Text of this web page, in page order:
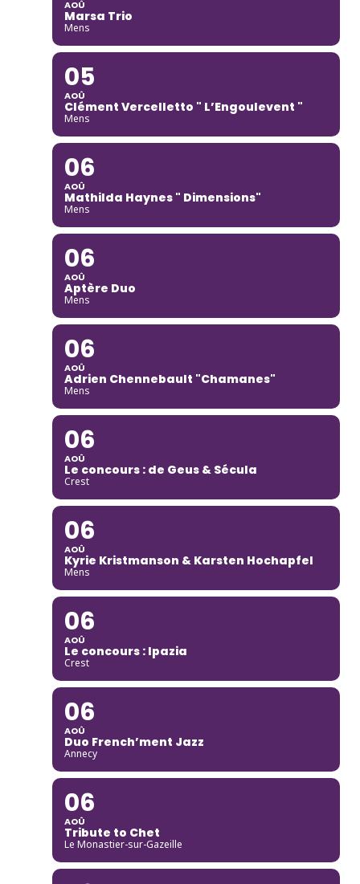
AOÛ
Marsa Trio
Mens
05
AOÛ
Clément Vercelletto " L’Engoulevent "
Mens
06
AOÛ
Mathilda Haynes " Dimensions"
Mens
06
AOÛ
Aptère Duo
Mens
06
AOÛ
Adrien Chennebault "Chamanes"
Mens
06
AOÛ
Le concours : de Geus & Sécula
Crest
06
AOÛ
Kyrie Kristmanson & Karsten Hochapfel
Mens
06
AOÛ
Le concours : Ipazia
Crest
06
AOÛ
Duo French’ment Jazz
Annecy
06
AOÛ
Tribute to Chet
Le Monastier-sur-Gazeille